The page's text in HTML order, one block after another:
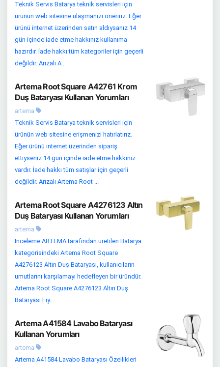
Teknik Servis Batarya teknik servisleri için
ürünün web sitesine ulaşmanızı öneririz. Eğer
ürünü internet üzerinden satın aldıysanız 14
gün içinde iade etme hakkınız kullanıma
hazırdır. İade hakkı tüm kategoriler için geçerli
değildir. Arızalı A...
Artema Root Square A42761 Krom
Duş Bataryası Kullanan Yorumları
artema
Teknik Servis Batarya teknik servisleri için
ürünün web sitesine erişmenizi hatırlatırız.
Eğer ürünü internet üzerinden sipariş
ettiyseniz 14 gün içinde iade etme hakkınız
vardır. İade hakkı tüm satışlar için geçerli
değildir. Arızalı Artema Root ...
Artema Root Square A4276123 Altın
Duş Bataryası Kullanan Yorumları
artema
İnceleme ARTEMA tarafından üretilen Batarya
kategorisindeki Artema Root Square
A4276123 Altın Duş Bataryası, kullanıcıların
umutlarını karşılamayı hedefleyen bir üründür.
Artema Root Square A4276123 Altın Duş
Bataryası Fiy...
Artema A41584 Lavabo Bataryası
Kullanan Yorumları
artema
Artema A41584 Lavabo Bataryası Özellikleri